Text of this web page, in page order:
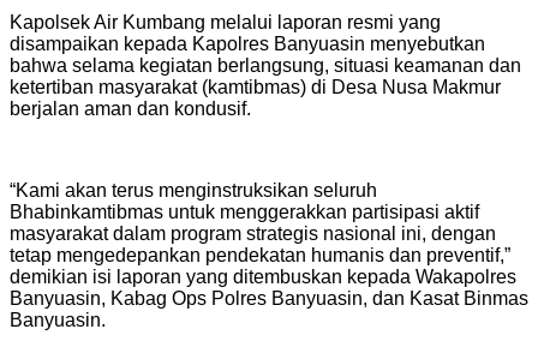
Kapolsek Air Kumbang melalui laporan resmi yang
disampaikan kepada Kapolres Banyuasin menyebutkan
bahwa selama kegiatan berlangsung, situasi keamanan dan
ketertiban masyarakat (kamtibmas) di Desa Nusa Makmur
berjalan aman dan kondusif.
“Kami akan terus menginstruksikan seluruh
Bhabinkamtibmas untuk menggerakkan partisipasi aktif
masyarakat dalam program strategis nasional ini, dengan
tetap mengedepankan pendekatan humanis dan preventif,”
demikian isi laporan yang ditembuskan kepada Wakapolres
Banyuasin, Kabag Ops Polres Banyuasin, dan Kasat Binmas
Banyuasin.